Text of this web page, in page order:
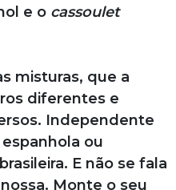
e o cassoulet
misturas, que a
diferentes e
Independente
ou
E não se fala
Monte o seu